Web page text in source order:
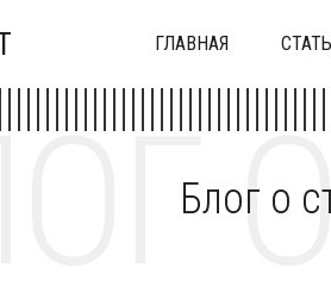
ГЛАВНАЯ
Блог о